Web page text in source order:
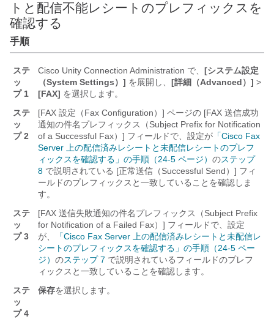
トと配信不能レシートのプレフィックスを
確認する
手順
ステ
ッ
プ 1
Cisco Unity Connection Administration で、 [システム設定
（System Settings）] を展開し、 [詳細（Advanced）] >
[FAX] を選択します。
ステ
ッ
プ 2
[FAX 設定（Fax Configuration）] ページの [FAX 送信成功
通知の件名プレフィックス（Subject Prefix for Notification
of a Successful Fax）] フィールドで、設定が 「Cisco Fax
Server 上の配信済みレシートと未配信レシートのプレフ
ィックスを確認する」の手順（24-5 ページ） のステップ
8 で説明されている [正常送信（Successful Send）] フィ
ールドのプレフィックスと一致していることを確認しま
す。
ステ
ッ
プ 3
[FAX 送信失敗通知の件名プレフィックス（Subject Prefix
for Notification of a Failed Fax）] フィールドで、設定
が、
「Cisco Fax Server 上の配信済みレシートと未配信レ
シートのプレフィックスを確認する」の手順（24-5 ペー
ジ） のステップ 7 で説明されているフィールドのプレフ
ィックスと一致していることを確認します。
ステ
ッ
プ 4
保存を選択します。